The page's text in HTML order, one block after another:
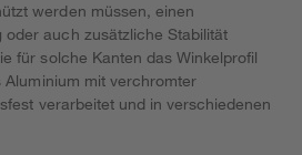
werden müssen, einen
oder auch zusätzliche Stabilität
für solche Kanten das Winkelprofil
Aluminium mit verchromter
verarbeitet und in verschiedenen